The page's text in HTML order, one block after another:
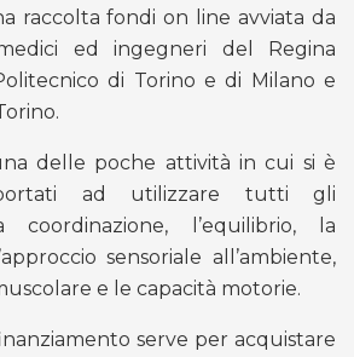
raccolta fondi on line avviata da
ed ingegneri del Regina
di Torino e di Milano e
delle poche attività in cui si è
ad utilizzare tutti gli
l’equilibrio, la
sensoriale all’ambiente,
e le capacità motorie.
serve per acquistare